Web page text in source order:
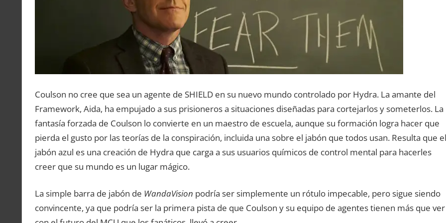
Coulson no cree que sea un agente de SHIELD en su nuevo mundo controlado por Hydra. La amante del
Framework, Aida, ha empujado a sus prisioneros a situaciones diseñadas para cortejarlos y someterlos. La
fantasía forzada de Coulson lo convierte en un maestro de escuela, aunque su formación logra hacer que
pierda el gusto por las teorías de la conspiración, incluida una sobre el jabón que todos usan. Resulta que el
jabón azul es una creación de Hydra que carga a sus usuarios químicos de control mental para hacerles
creer que su mundo es un lugar mágico.
La simple barra de jabón de WandaVision podría ser simplemente un rótulo impecable, pero sigue siendo
convincente, ya que podría ser la primera pista de que Coulson y su equipo de agentes tienen más que ver